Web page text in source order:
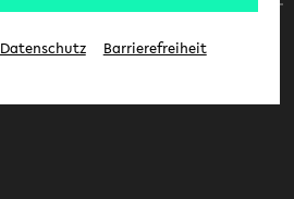
Datenschutz Barrierefreiheit